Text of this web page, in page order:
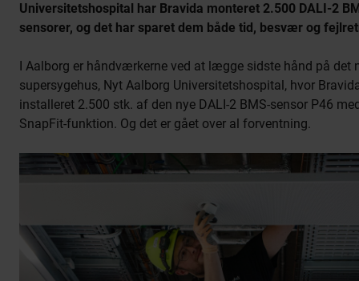
Universitetshospital har Bravida monteret 2.500 DALI-2
sensorer, og det har sparet dem både tid, besvær og
I Aalborg er håndværkerne ved at lægge sidste hånd på det
supersygehus, Nyt Aalborg Universitetshospital, hvor
installeret 2.500 stk. af den nye DALI-2 BMS-sensor P46
SnapFit-funktion. Og det er gået over al forventning.